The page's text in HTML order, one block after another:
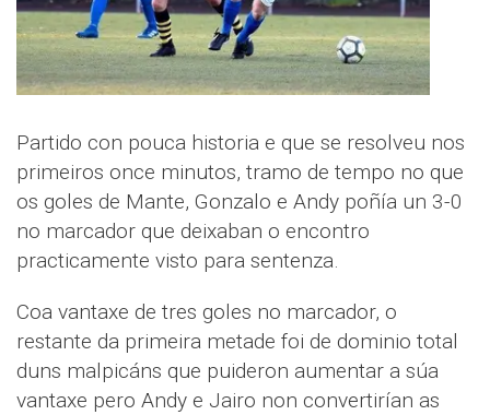
Partido con pouca historia e que se resolveu nos
primeiros once minutos, tramo de tempo no que
os goles de Mante, Gonzalo e Andy poñía un 3-0
no marcador que deixaban o encontro
practicamente visto para sentenza.
Coa vantaxe de tres goles no marcador, o
restante da primeira metade foi de dominio total
duns malpicáns que puideron aumentar a súa
vantaxe pero Andy e Jairo non convertirían as